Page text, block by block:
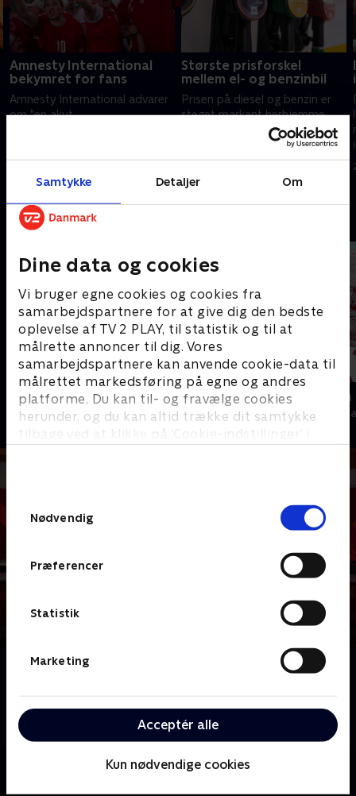
Samtykke Detaljer Om
Dine data og cookies
Vi bruger egne cookies og cookies fra
samarbejdspartnere for at give dig den bedste
oplevelse af TV 2 PLAY, til statistik og til at
målrette annoncer til dig. Vores
samarbejdspartnere kan anvende cookie-data til
målrettet markedsføring på egne og andres
platforme. Du kan til- og fravælge cookies
herunder, og du kan altid trække dit samtykke
tilbage ved at klikke på ’Cookie-indstillinger’ i
Nødvendig
Præferencer
Statistik
Marketing
Acceptér alle
Kun nødvendige cookies
Amnesty International
bekymret for fans
Amnesty International advarer
om "en akut
VM i fodbold. Det fremgår af
Største prisforskel
mellem el- og benzinbil
Prisen på diesel og benzin er
steget markant herhjemme.
Ifølge FDM har prisforskellen
mellem at køre på el, benzin
eller diesel aldrig været større
Andre så også
Presselogen
Nyheder & Magasiner
Kampen om
Nyheder &
Om News & Co.
største historier på en måde, hvor der er mulighed
for fordybelse og debat.